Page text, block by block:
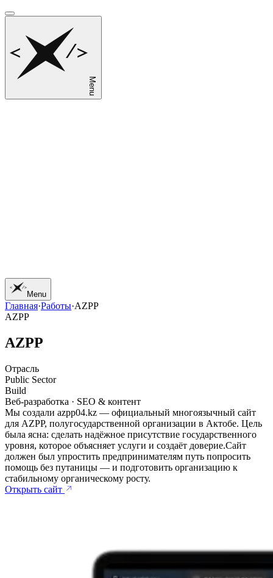
Menu
01 Главная
04Журнал
06
Menu
Главная·Работы·AZPP
AZPP
AZPP
Отрасль
Public Sector
Build
Веб-разработка · SEO & контент
Мы создали azpp04.kz — официальный многоязычный сайт
для AZPP, полугосударственной организации в Актобе. Цель
была ясна: сделать надёжное присутствие государственного
уровня, которое объясняет услуги и создаёт доверие.Сайт
должен был упростить предпринимателям путь попросить
помощь без путаницы — и подготовить организацию к
стабильному органическому росту.
Открыть сайт